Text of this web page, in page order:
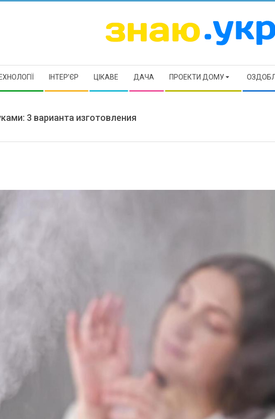
ЗНАЮ
ІНТЕР’ЄР ЦІКАВЕ ДАЧА ПРОЕКТИ ДОМУ
3 варианта изготовления